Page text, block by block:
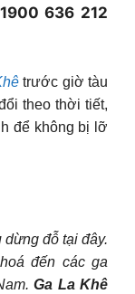
1900 636 212
trước giờ tàu
theo thời tiết,
để không bị lỡ
dừng đỗ tại đây.
đến các ga
Ga La Khê